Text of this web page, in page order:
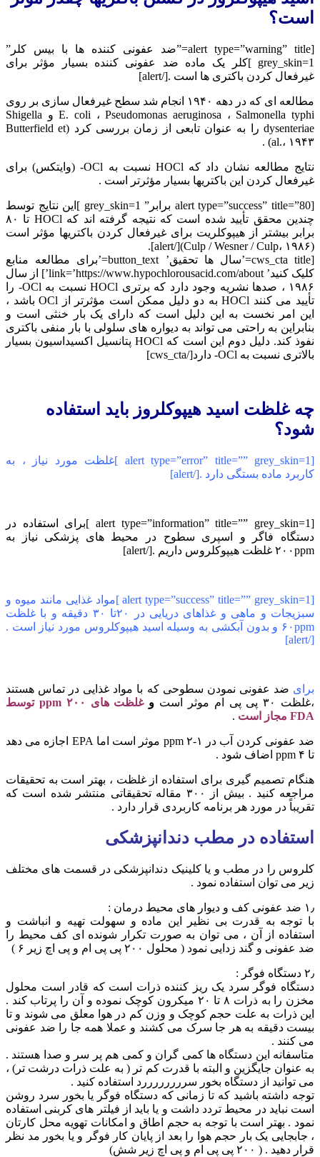
است؟
[alert type=”warning” title=”ضد عفونی کننده ها با بیس کلر”
grey_skin=1 ]کلر یک ماده ضد عفونی کننده بسیار مؤثر برای
غیرفعال کردن باکتری ها است .[/alert]
مطالعه ای که در دهه ۱۹۴۰ انجام شد سطح غیرفعال سازی بر روی
E. coli ، Pseudomonas aeruginosa ، Salmonella typhi و Shigella
dysenteriae را به عنوان تابعی از زمان بررسی کرد (Butterfield et
al.، ۱۹۴۳) .
نتایج مطالعه نشان داد که HOCl نسبت به OCl- (وایتکس) برای
غیرفعال کردن این باکتریها بسیار مؤثرتر است .
[alert type=”success” title=”80 برابر” grey_skin=1 ]این نتایج توسط
چندین محقق تأیید شده است که نتیجه گرفته اند که HOCl تا ۸۰
برابر بیشتر از هیپوکلریت برای غیرفعال کردن باکتریها مؤثر است
(Culp / Wesner / Culp، ۱۹۸۶)[/alert].
[cws_cta title=’سال ها تحقیق’ button_text=’برای مطالعه منابع
کلیک کنید’ link=’https://www.hypochlorousacid.com/about’] از سال
۱۹۸۶ ، صدها نشریه وجود دارد که برتری HOCl نسبت به OCl- را
تأیید می کنند HOCl به دو دلیل ممکن است مؤثرتر از OCl باشد ،
این امر نخست به این دلیل است که دارای یک بار خنثی است و
بنابراین به راحتی می تواند به دیواره های سلولی با بار منفی باکتری
نفوذ کند. دلیل دوم این است که HOCl پتانسیل اکسیداسیون بسیار
بالاتری نسبت به OCl- دارد[/cws_cta]
چه غلظت اسید هیپوکلروز باید استفاده
شود؟
[alert type=”error” title=”” grey_skin=1 ]غلظت مورد نیاز ، به
کاربرد ماده بستگی دارد .[/alert]
[alert type=”information” title=”” grey_skin=1 ]برای استفاده در
دستگاه فاگر و اسپری سطوح در محیط های پزشکی نیاز به
۲۰۰ppm غلظت هیپوکلروس داریم .[/alert]
[alert type=”success” title=”” grey_skin=1 ]مواد غذایی مانند میوه و
سبزیجات و ماهی و غذاهای دریایی در ۲۰تا ۳۰ دقیقه و با غلظت
۶۰ppm و بدون آبکشی به وسیله اسید هیپوکلروس مورد نیاز است .
[/alert]
برای ضد عفونی نمودن سطوحی که با مواد غذایی در تماس هستند
،غلظت ۳۰ پی پی ام موثر است
و
غلظت های ۲۰۰ ppm توسط
FDA مجاز است
.
ضد عفونی کردن آب در ۱-۲ ppm موثر است اما EPA اجازه می دهد
تا ۴ ppm اضاف شود .
هنگام تصمیم گیری برای استفاده از غلظت ، بهتر است به تحقیقات
مراجعه کنید . بیش از ۳۰۰ مقاله تحقیقاتی منتشر شده است که
تقریباً در مورد هر برنامه کاربردی قرار دارد .
استفاده در مطب دندانپزشکی
کلروس را در مطب و یا کلینیک دندانپزشکی در قسمت های مختلف
زیر می توان استفاده نمود .
۱٫ ضد عفونی کف و دیوار های محیط درمان :
با توجه به قدرت بی نظیر این ماده و سهولت تهیه و انباشت و
استفاده از آن ، می توان به صورت تکرار شونده ای کف محیط را
ضد عفونی و گند زدایی نمود ( محلول ۲۰۰ پی پی ام و پی اچ زیر ۶ )
۲٫ دستگاه فوگر :
دستگاه فوگر سرد یک ریز کننده ذرات است که قادر است محلول
مخزن را به ذرات ۸ تا ۲۰ میکرون کوچک نموده و آن را پرتاب کند .
این ذرات به علت حجم کوچک و وزن کم در هوا معلق می شوند و تا
بیست دقیقه به هر جا سرک می کشند و عملا همه جا را ضد عفونی
می کنند .
متاسفانه این دستگاه ها کمی گران و کمی هم پر سر و صدا هستند .
به عنوان جایگزین و البته با قدرت کم تر ( به علت ذرات درشت تر) ،
می توانید از دستگاه بخور سررررررررد استفاده کنید .
توجه داشته باشید که تا زمانی که دستگاه فوگر یا بخور سرد روشن
است نباید در محیط تردد داشت و یا باید از فیلتر های کربنی استفاده
نمود . بهتر است با توجه به حجم اطاق و امکانات تهویه محل کارتان
، جابجایی یک بار حجم هوا را بعد از پایان کار فوگر و یا بخور مد نظر
قرار دهید . ( ۲۰۰ پی پی ام و پی اچ زیر شش)